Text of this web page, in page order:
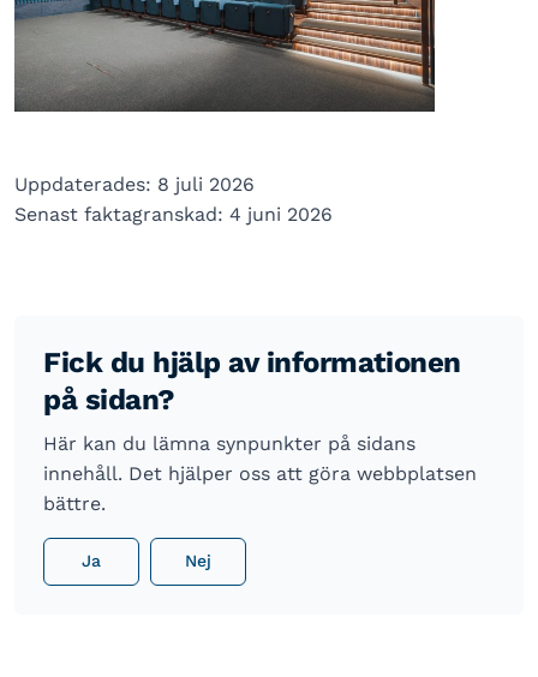
Uppdaterades: 8 juli 2026
Senast faktagranskad: 4 juni 2026
Fick du hjälp av informationen
på sidan?
Här kan du lämna synpunkter på sidans
innehåll. Det hjälper oss att göra webbplatsen
bättre.
Ja Nej